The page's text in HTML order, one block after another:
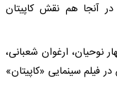
آنجا هم نقش کاپیتان
‌نوحیان، ارغوان شعبانی،
فیلم سینمایی «کاپیتان»